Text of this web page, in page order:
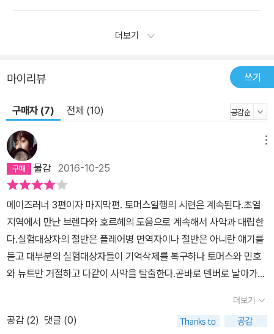
더보기
마이리뷰 쓰기
구매자 (7) 전체 (10)
물감2016-10-25
메이즈러너 3편이자 마지막편. 토머스일행의 시련은 계속된다.초열
지역에서 만난 브렌다와 호르헤의 도움으로 계속해서 사악과 대립한
다.실험대상자의 절반은 플레어병 면역자이나 절반은 아니란 얘기를
듣고 대부분의 실험대상자들이 기억삭제를 복구하나 토머스와 민호
와 뉴트만 거절하고 다같이 사악을 탈출한다.곧바로 덴버로 날아가
스 박사를 만나 뇌조종 제거수술을 받는다.그나마 안전했던 덴버시도
종점을 지난 광인들로 가득하게 되고 결국 뉴트마저 광인이 되버린
더보기
공감 (2) 댓글 (0)